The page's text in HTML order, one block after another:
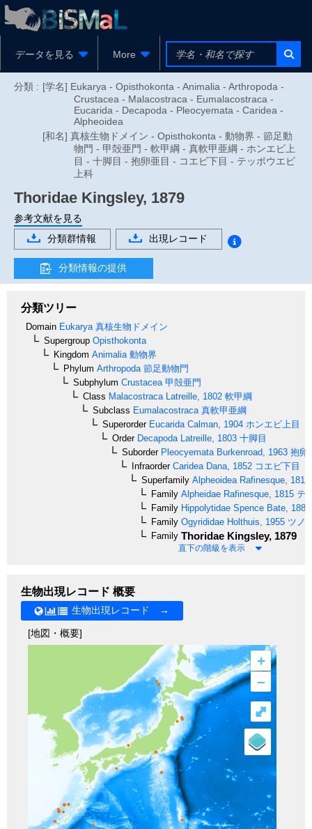
データを見る More
分類 : [学名] Eukarya - Opisthokonta - Animalia - Arthropoda -
Crustacea - Malacostraca - Eumalacostraca -
Eucarida - Decapoda - Pleocyemata - Caridea -
Alpheoidea
[和名] 真核生物ドメイン - Opisthokonta - 動物界 - 節足動
物門 - 甲殻亜門 - 軟甲綱 - 真軟甲亜綱 - ホンエビ上
目 - 十脚目 - 抱卵亜目 - コエビ下目 - テッポウエビ
上科
Thoridae Kingsley, 1879
参考文献を見る
分類群情報
出現レコード
分類情報の提供
分類ツリー
Domain Eukarya 真核生物ドメイン
Supergroup Opisthokonta
Kingdom Animalia 動物界
Phylum Arthropoda 節足動物門
Subphylum Crustacea 甲殻亜門
Class Malacostraca Latreille, 1802 軟甲綱
Subclass Eumalacostraca 真軟甲亜綱
SuperorderEucarida Calman, 1904 ホンエビ上目
OrderDecapoda Latreille, 1803 十脚目
SuborderPleocyemata Burkenroad, 1963 抱卵
InfraorderCaridea Dana, 1852 コエビ下目
Superfamily Alpheoidea Rafinesque, 1815
Family Alpheidae Rafinesque, 1815 テ
Family Hippolytidae Spence Bate, 1888
Family Ogyrididae Holthuis, 1955 ツノ
Family Thoridae Kingsley, 1879
直下の階級を表示
生物出現レコード 概要
生物出現レコード →
[地図・概要]
+
–
⤢